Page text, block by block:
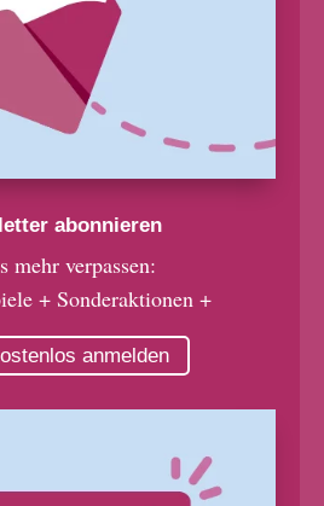
abonnieren
mehr verpassen:
+ Sonderaktionen +
anmelden